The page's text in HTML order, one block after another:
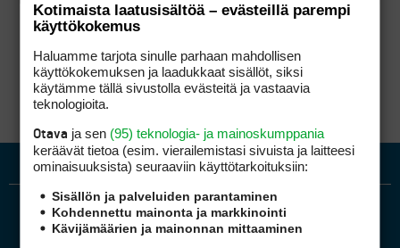
Kotimaista laatusisältöä – evästeillä parempi
käyttökokemus
Haluamme tarjota sinulle parhaan mahdollisen
käyttökokemuksen ja laadukkaat sisällöt, siksi
käytämme tällä sivustolla evästeitä ja vastaavia
teknologioita.
Otava ja sen (95) teknologia- ja mainoskumppania
keräävät tietoa (esim. vierailemis­tasi sivuista ja laitteesi
ominaisuuk­sista) seuraaviin käyttötarkoituksiin:
Sisällön ja palveluiden parantaminen
Kohdennettu mainonta ja markkinointi
Kävijämäärien ja mainonnan mittaaminen